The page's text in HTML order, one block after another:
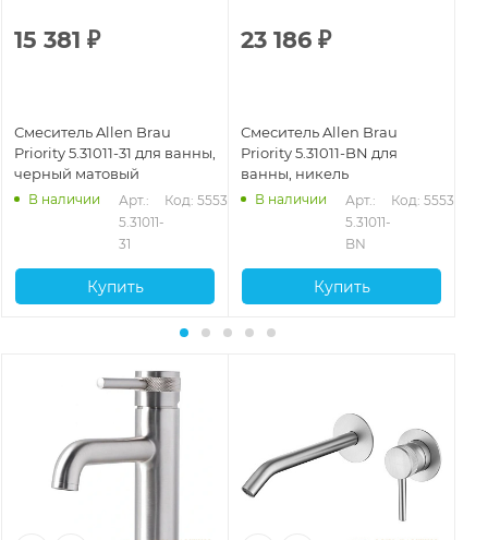
15 381 ₽
Смеситель Allen Brau
Priority 5.31011-31 для ванны,
черный матовый
В наличии
Арт.:
5.31011-
31
Код: 55535
Купить
23 186 ₽
Смеситель Allen Brau
Priority 5.31011-BN для
ванны, никель
В наличии
Арт.:
5.31011-
BN
Код: 55536
Купить